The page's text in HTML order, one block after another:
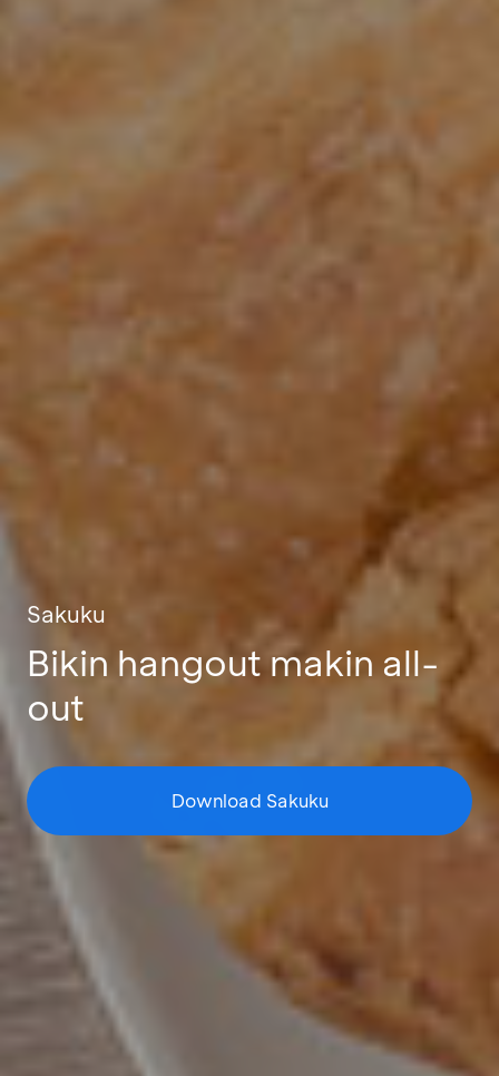
Sakuku
Bikin hangout makin all-
out
Download Sakuku